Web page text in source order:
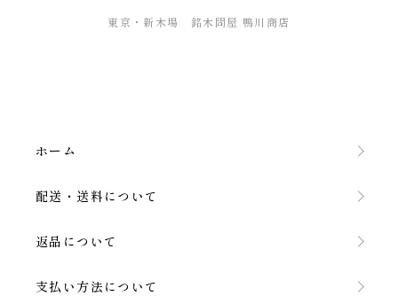
東京・新木場 銘木問屋 鴨川商店
ホーム
配送・送料について
返品について
支払い方法について